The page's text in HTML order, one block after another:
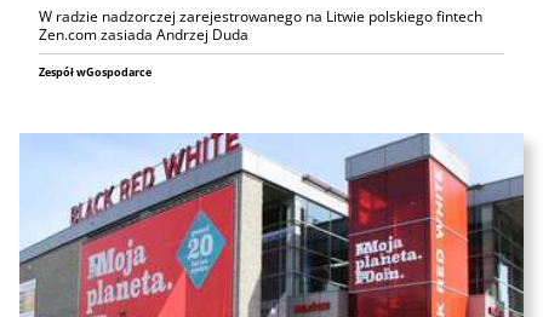
W radzie nadzorczej zarejestrowanego na Litwie polskiego fintech
Zen.com zasiada Andrzej Duda
Zespół wGospodarce